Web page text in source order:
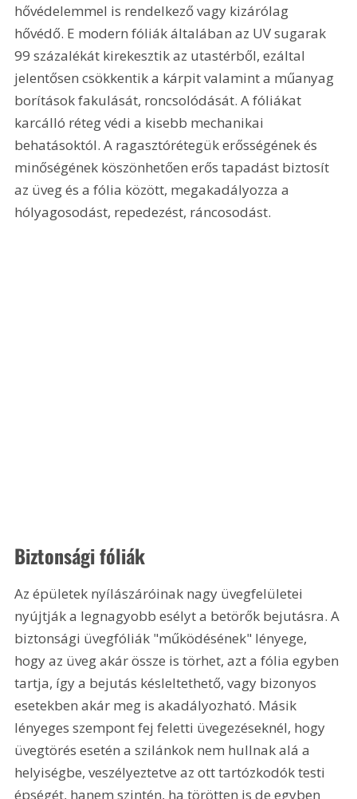
hővédelemmel is rendelkező vagy kizárólag
hővédő. E modern fóliák általában az UV sugarak
99 százalékát kirekesztik az utastérből, ezáltal
jelentősen csökkentik a kárpit valamint a műanyag
borítások fakulását, roncsolódását. A fóliákat
karcálló réteg védi a kisebb mechanikai
behatásoktól. A ragasztórétegük erősségének és
minőségének köszönhetően erős tapadást biztosít
az üveg és a fólia között, megakadályozza a
hólyagosodást, repedezést, ráncosodást.
Biztonsági fóliák
Az épületek nyílászáróinak nagy üvegfelületei
nyújtják a legnagyobb esélyt a betörők bejutásra. A
biztonsági üvegfóliák "működésének" lényege,
hogy az üveg akár össze is törhet, azt a fólia egyben
tartja, így a bejutás késleltethető, vagy bizonyos
esetekben akár meg is akadályozható. Másik
lényeges szempont fej feletti üvegezéseknél, hogy
üvegtörés esetén a szilánkok nem hullnak alá a
helyiségbe, veszélyeztetve az ott tartózkodók testi
épségét, hanem szintén, ha törötten is de egyben